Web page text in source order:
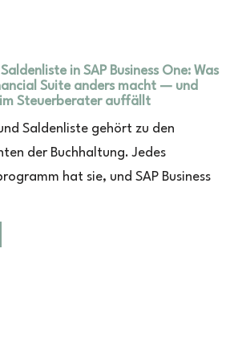
in SAP Business One: Was
Suite anders macht — und
Steuerberater auffällt
Saldenliste gehört zu den
der Buchhaltung. Jedes
hat sie, und SAP Business